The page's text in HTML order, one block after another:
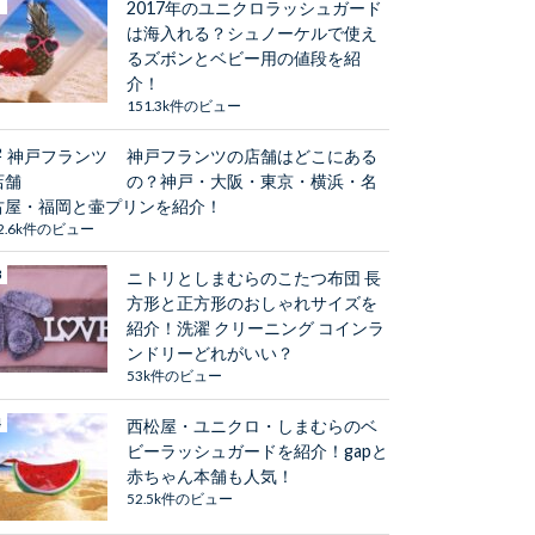
2017年のユニクロラッシュガード
は海入れる？シュノーケルで使え
るズボンとベビー用の値段を紹
介！
151.3k件のビュー
神戸フランツの店舗はどこにある
の？神戸・大阪・東京・横浜・名
屋・福岡と壷プリンを紹介！
件のビュー
ニトリとしまむらのこたつ布団 長
方形と正方形のおしゃれサイズを
紹介！洗濯 クリーニング コインラ
ンドリーどれがいい？
53k件のビュー
西松屋・ユニクロ・しまむらのベ
ビーラッシュガードを紹介！gapと
赤ちゃん本舗も人気！
52.5k件のビュー